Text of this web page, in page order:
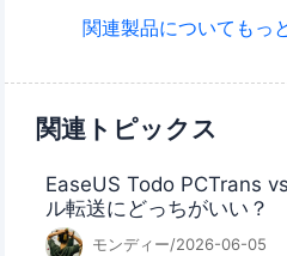
関連製品についてもっ
関連トピックス
EaseUS Todo PCTrans
ル転送にどっちがいい？
モンディー/2026-06-05